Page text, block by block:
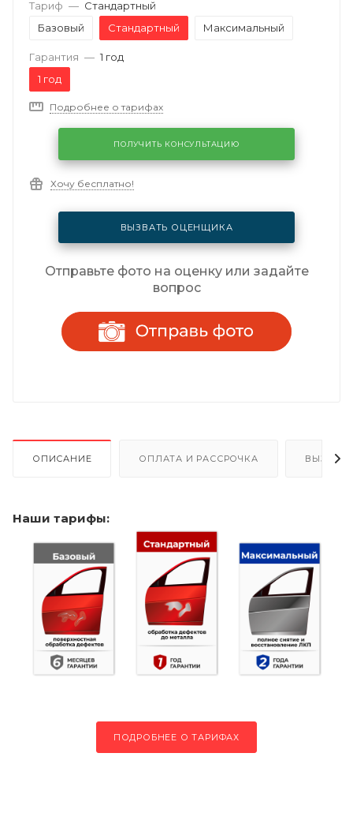
Тариф — Стандартный
Базовый
Стандартный Максимальный
Гарантия — 1 год
1 год
Подробнее о тарифах
ПОЛУЧИТЬ КОНСУЛЬТАЦИЮ
Хочу бесплатно!
ВЫЗВАТЬ ОЦЕНЩИКА
Отправьте фото на оценку или задайте
вопрос
ОПИСАНИЕ ОПЛАТА И РАССРОЧКА ВЫЗОВ
Наши тарифы:
ПОДРОБНЕЕ О ТАРИФАХ